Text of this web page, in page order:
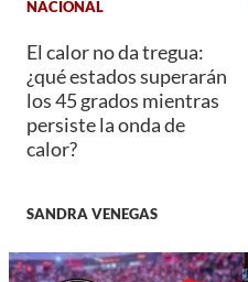
NACIONAL
El calor no da tregua:
¿qué estados superarán
los 45 grados mientras
persiste la onda de
calor?
SANDRA VENEGAS